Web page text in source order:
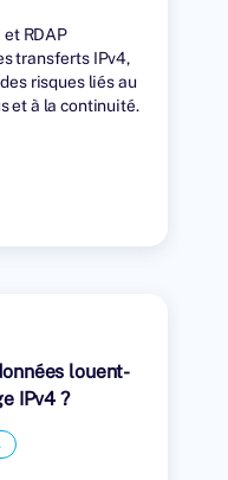
RDAP
transferts IPv4,
risques liés au
et à la continuité.
louent-
IPv4 ?